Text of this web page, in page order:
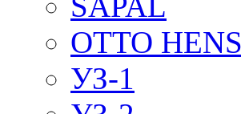
OTTO
УЗ-1